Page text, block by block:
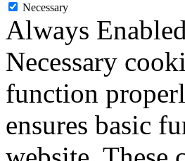
Necessary
Always Enabled
Necessary
function
ensures basic